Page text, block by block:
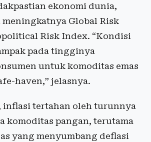
ekonomi dunia,
Global Risk
Risk Index. “Kondisi
pada tingginya
untuk komoditas emas
haven,” jelasnya.
inflasi tertahan oleh turunnya
komoditas pangan, terutama
yang menyumbang deflasi